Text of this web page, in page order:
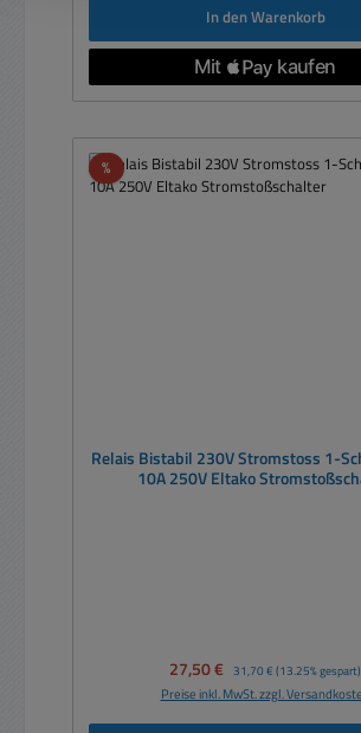
In den Warenkorb
%Rabatt
Relais Bistabil 230V Stromstoss 1-
10A 250V Eltako
Verkaufspreis:
27,50 € Regulärer Preis:
31,70 € (13.25% gespart)
Preise inkl. MwSt. zzgl.